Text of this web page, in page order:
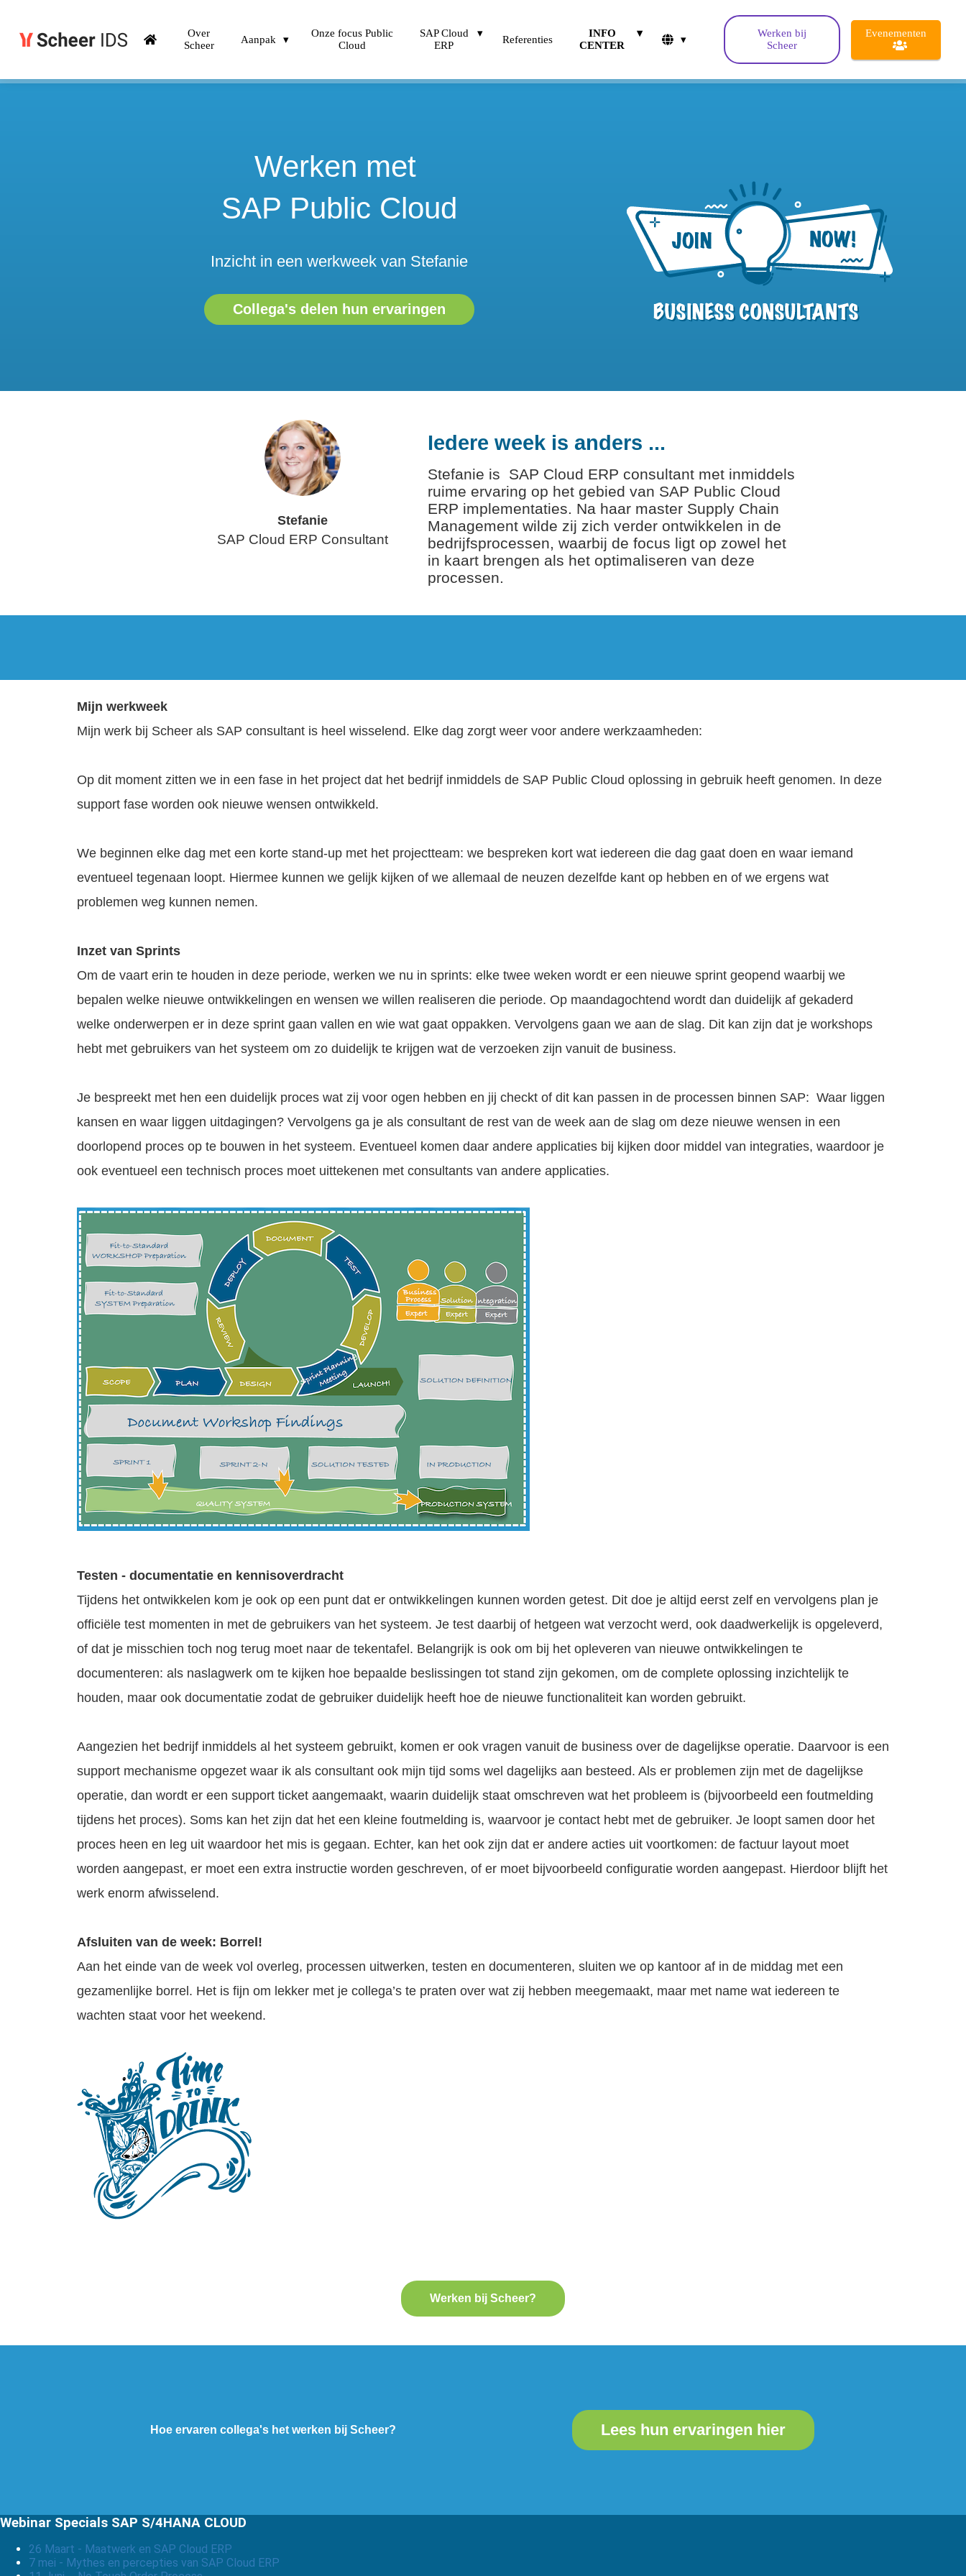
Over
Scheer
Aanpak
Onze focus Public
Cloud
SAP Cloud
ERP
Referenties
INFO
CENTER
Werken bij
Scheer
Evenementen
Werken met
SAP Public Cloud
Inzicht in een werkweek van Stefanie
Collega's delen hun ervaringen
Stefanie
SAP Cloud ERP Consultant
Iedere week is anders ...
Stefanie is SAP Cloud ERP consultant met inmiddels
ruime ervaring op het gebied van SAP Public Cloud
ERP implementaties. Na haar master Supply Chain
Management wilde zij zich verder ontwikkelen in de
bedrijfsprocessen, waarbij de focus ligt op zowel het
in kaart brengen als het optimaliseren van deze
processen.
Mijn werkweek
Mijn werk bij Scheer als SAP consultant is heel wisselend. Elke dag zorgt weer voor andere werkzaamheden:
Op dit moment zitten we in een fase in het project dat het bedrijf inmiddels de SAP Public Cloud oplossing in gebruik heeft genomen. In deze
support fase worden ook nieuwe wensen ontwikkeld.
We beginnen elke dag met een korte stand-up met het projectteam: we bespreken kort wat iedereen die dag gaat doen en waar iemand
eventueel tegenaan loopt. Hiermee kunnen we gelijk kijken of we allemaal de neuzen dezelfde kant op hebben en of we ergens wat
problemen weg kunnen nemen.
Inzet van Sprints
Om de vaart erin te houden in deze periode, werken we nu in sprints: elke twee weken wordt er een nieuwe sprint geopend waarbij we
bepalen welke nieuwe ontwikkelingen en wensen we willen realiseren die periode. Op maandagochtend wordt dan duidelijk af gekaderd
welke onderwerpen er in deze sprint gaan vallen en wie wat gaat oppakken. Vervolgens gaan we aan de slag. Dit kan zijn dat je workshops
hebt met gebruikers van het systeem om zo duidelijk te krijgen wat de verzoeken zijn vanuit de business.
Je bespreekt met hen een duidelijk proces wat zij voor ogen hebben en jij checkt of dit kan passen in de processen binnen SAP: Waar liggen
kansen en waar liggen uitdagingen? Vervolgens ga je als consultant de rest van de week aan de slag om deze nieuwe wensen in een
doorlopend proces op te bouwen in het systeem. Eventueel komen daar andere applicaties bij kijken door middel van integraties, waardoor je
ook eventueel een technisch proces moet uittekenen met consultants van andere applicaties.
Testen - documentatie en kennisoverdracht
Tijdens het ontwikkelen kom je ook op een punt dat er ontwikkelingen kunnen worden getest. Dit doe je altijd eerst zelf en vervolgens plan je
officiële test momenten in met de gebruikers van het systeem. Je test daarbij of hetgeen wat verzocht werd, ook daadwerkelijk is opgeleverd,
of dat je misschien toch nog terug moet naar de tekentafel. Belangrijk is ook om bij het opleveren van nieuwe ontwikkelingen te
documenteren: als naslagwerk om te kijken hoe bepaalde beslissingen tot stand zijn gekomen, om de complete oplossing inzichtelijk te
houden, maar ook documentatie zodat de gebruiker duidelijk heeft hoe de nieuwe functionaliteit kan worden gebruikt.
Aangezien het bedrijf inmiddels al het systeem gebruikt, komen er ook vragen vanuit de business over de dagelijkse operatie. Daarvoor is een
support mechanisme opgezet waar ik als consultant ook mijn tijd soms wel dagelijks aan besteed. Als er problemen zijn met de dagelijkse
operatie, dan wordt er een support ticket aangemaakt, waarin duidelijk staat omschreven wat het probleem is (bijvoorbeeld een foutmelding
tijdens het proces). Soms kan het zijn dat het een kleine foutmelding is, waarvoor je contact hebt met de gebruiker. Je loopt samen door het
proces heen en leg uit waardoor het mis is gegaan. Echter, kan het ook zijn dat er andere acties uit voortkomen: de factuur layout moet
worden aangepast, er moet een extra instructie worden geschreven, of er moet bijvoorbeeld configuratie worden aangepast. Hierdoor blijft het
werk enorm afwisselend.
Afsluiten van de week: Borrel!
Aan het einde van de week vol overleg, processen uitwerken, testen en documenteren, sluiten we op kantoor af in de middag met een
gezamenlijke borrel. Het is fijn om lekker met je collega’s te praten over wat zij hebben meegemaakt, maar met name wat iedereen te
wachten staat voor het weekend.
Werken bij Scheer?
Hoe ervaren collega's het werken bij Scheer? Lees hun ervaringen hier
Webinar Specials SAP S/4HANA CLOUD
26 Maart - Maatwerk en SAP Cloud ERP
7 mei - Mythes en percepties van SAP Cloud ERP